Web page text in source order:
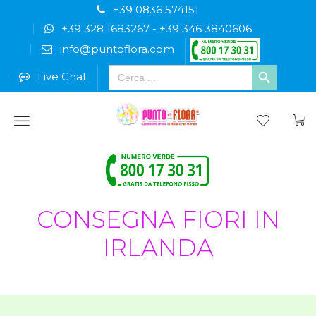
+39 0836 574151
+39 328 1683267- +39 346 3840606
info@puntoflora.com
Live Chat
Search
for:
Menu
CONSEGNA FIORI IN
IRLANDA